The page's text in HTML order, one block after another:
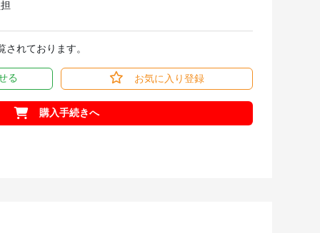
されております。
る お気に入り登録
購入手続きへ